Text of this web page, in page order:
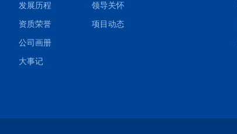
发展历程
资质荣誉
公司画册
大事记
领导关怀
项目动态